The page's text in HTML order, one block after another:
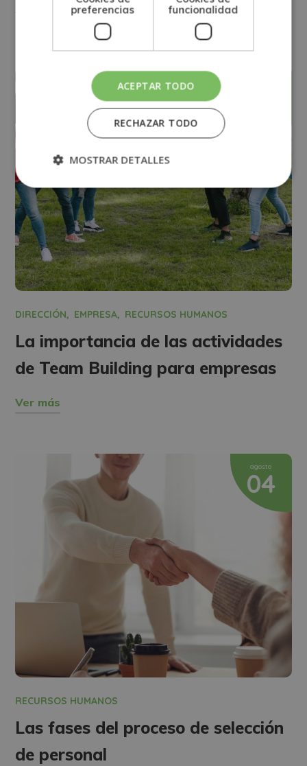
Ver más
DIRECCIÓN EMPRESA RECURSOS HUMANOS
La importancia de las actividades
de Team Building para empresas
Ver más
agosto
04
RECURSOS HUMANOS
Las fases del proceso de selección
de personal
preferencias
funcionalidad
ACEPTAR TODO
RECHAZAR TODO
MOSTRAR DETALLES